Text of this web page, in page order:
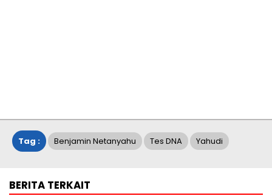
Tag : Benjamin Netanyahu Tes DNA Yahudi
BERITA TERKAIT